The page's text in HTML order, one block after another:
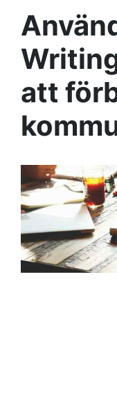
att